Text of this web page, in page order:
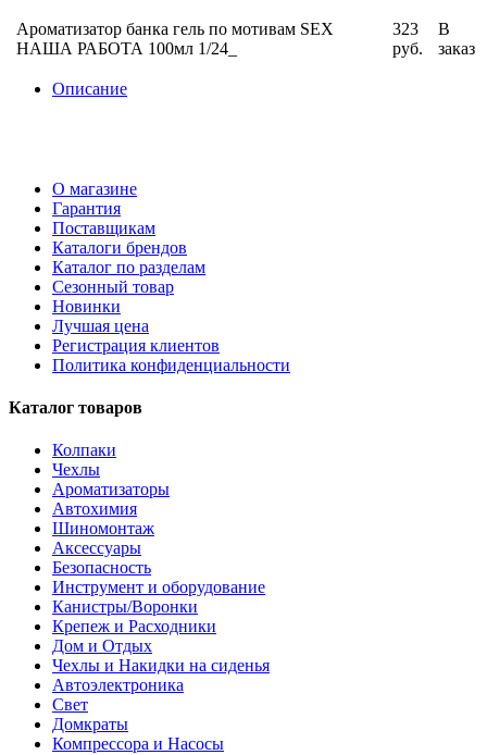
Ароматизатор банка гель по мотивам SEX
НАША РАБОТА 100мл 1/24_
323
руб.
В
заказ
Описание
О магазине
Гарантия
Поставщикам
Каталоги брендов
Каталог по разделам
Сезонный товар
Новинки
Лучшая цена
Регистрация клиентов
Политика конфиденциальности
Каталог товаров
Колпаки
Чехлы
Ароматизаторы
Автохимия
Шиномонтаж
Аксессуары
Безопасность
Инструмент и оборудование
Канистры/Воронки
Крепеж и Расходники
Дом и Отдых
Чехлы и Накидки на сиденья
Автоэлектроника
Свет
Домкраты
Компрессора и Насосы